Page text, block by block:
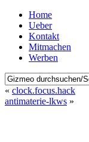
Home
Ueber
Kontakt
Mitmachen
Werben
« clock.focus.hack
antimaterie-lkws »